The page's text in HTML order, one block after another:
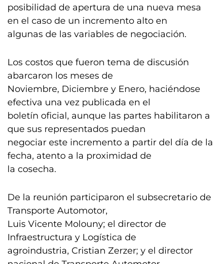
posibilidad de apertura de una nueva mesa
en el caso de un incremento alto en
algunas de las variables de negociación.
Los costos que fueron tema de discusión
abarcaron los meses de
Noviembre, Diciembre y Enero, haciéndose
efectiva una vez publicada en el
boletín oficial, aunque las partes habilitaron a
que sus representados puedan
negociar este incremento a partir del día de la
fecha, atento a la proximidad de
la cosecha.
De la reunión participaron el subsecretario de
Transporte Automotor,
Luis Vicente Molouny; el director de
Infraestructura y Logística de
agroindustria, Cristian Zerzer; y el director